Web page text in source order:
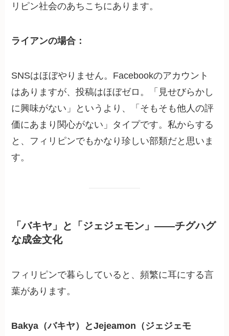
リピン社会のあちこちにあります。
ライアンの場合：
SNSはほぼやりません。Facebookのアカウント
はありますが、投稿はほぼゼロ。「見せびらかし
に興味がない」というより、「そもそも他人の評
価にあまり関心がない」タイプです。私からする
と、フィリピンでもかなり珍しい部類だと思いま
す。
「バキヤ」と「ジェジェモン」——チグハグ
な成金文化
フィリピンで暮らしていると、頻繁に耳にする言
葉があります。
Bakya（バキヤ）とJejeamon（ジェジェモ